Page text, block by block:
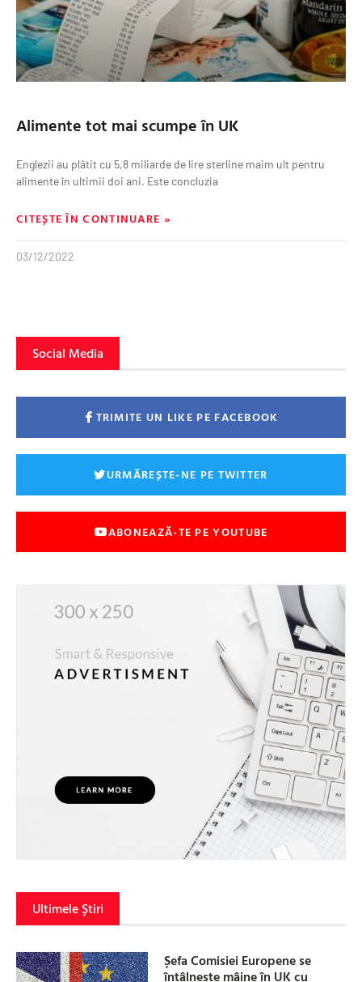
Alimente tot mai scumpe în UK
Englezii au plătit cu 5,8 miliarde de lire sterline maim ult pentru
alimente în ultimii doi ani. Este concluzia
CITEȘTE ÎN CONTINUARE »
03/12/2022
Social Media
TRIMITE UN LIKE PE FACEBOOK
URMĂREȘTE-NE PE TWITTER
ABONEAZĂ-TE PE YOUTUBE
Ultimele Știri
Șefa Comisiei Europene se
întâlnește mâine în UK cu